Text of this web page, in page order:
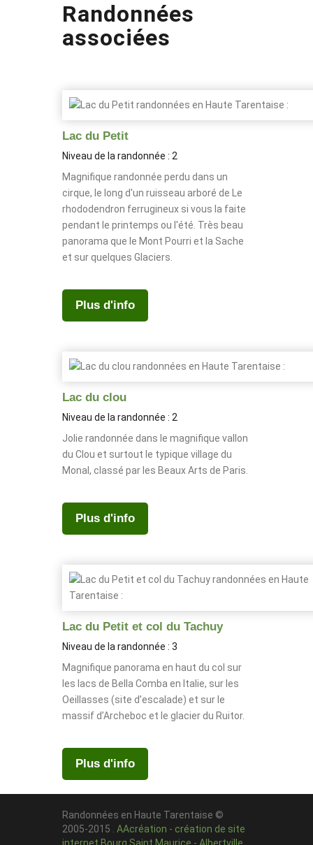
Randonnées
associées
Lac du Petit
Niveau de la randonnée : 2
Magnifique randonnée perdu dans un
cirque, le long d'un ruisseau arboré de
Le
rhododendron ferrugineux si vous la faite
pendant le printemps ou l'été. Très beau
panorama que le Mont Pourri et la Sache
et sur quelques Glaciers.
Plus d'info
Lac du clou
Niveau de la randonnée : 2
Jolie randonnée dans le magnifique vallon
du Clou et surtout le typique village du
Monal, classé par les Beaux Arts de Paris.
Plus d'info
Lac du Petit et col du Tachuy
Niveau de la randonnée : 3
Magnifique panorama en haut du col sur
les lacs de Bella Comba en Italie, sur les
Oeillasses (site d’escalade) et sur le
massif d’Archeboc et le glacier du Ruitor.
Plus d'info
Randonnées en Haute Tarentaise ©
2005-2015 . AAcréation - création de site